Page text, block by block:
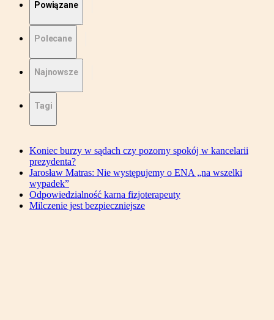
Powiązane
Polecane
Najnowsze
Tagi
Koniec burzy w sądach czy pozorny spokój w kancelarii
prezydenta?
Jarosław Matras: Nie występujemy o ENA „na wszelki
wypadek”
Odpowiedzialność karna fizjoterapeuty
Milczenie jest bezpieczniejsze